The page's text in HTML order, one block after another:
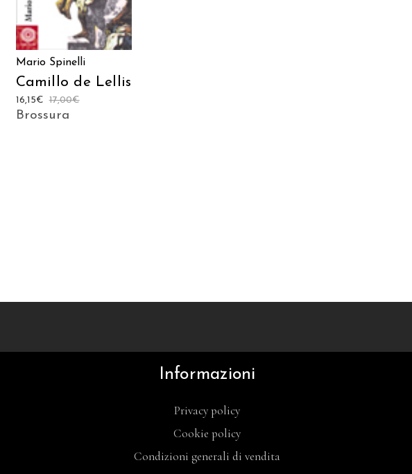
Mario Spinelli
Camillo de Lellis
17,00€
16,15€
Brossura
Informazioni
Privacy policy
Cookie policy
Condizioni generali di vendita